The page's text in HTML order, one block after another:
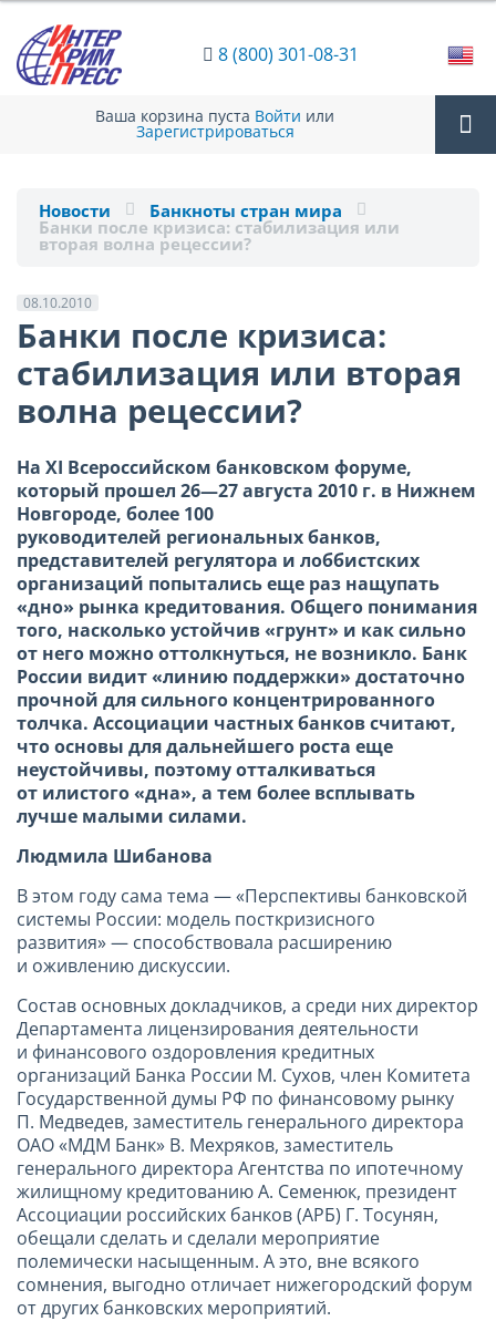
8 (800) 301-08-31
Ваша корзина пуста Войти или
Зарегистрироваться
Новости Банкноты стран мира
Банки после кризиса: стабилизация или
вторая волна рецессии?
08.10.2010
Банки после кризиса:
стабилизация или вторая
волна рецессии?
На XI Всероссийском банковском форуме,
который прошел 26—27 августа 2010 г. в Нижнем
Новгороде, более 100
руководителей региональных банков,
представителей регулятора и лоббистских
организаций попытались еще раз нащупать
«дно» рынка кредитования. Общего понимания
того, насколько устойчив «грунт» и как сильно
от него можно оттолкнуться, не возникло. Банк
России видит «линию поддержки» достаточно
прочной для сильного концентрированного
толчка. Ассоциации частных банков считают,
что основы для дальнейшего роста еще
неустойчивы, поэтому отталкиваться
от илистого «дна», а тем более всплывать
лучше малыми силами.
Людмила Шибанова
В этом году сама тема — «Перспективы банковской
системы России: модель посткризисного
развития» — способствовала расширению
и оживлению дискуссии.
Состав основных докладчиков, а среди них директор
Департамента лицензирования деятельности
и финансового оздоровления кредитных
организаций Банка России М. Сухов, член Комитета
Государственной думы РФ по финансовому рынку
П. Медведев, заместитель генерального директора
ОАО «МДМ Банк» В. Мехряков, заместитель
генерального директора Агентства по ипотечному
жилищному кредитованию А. Семенюк, президент
Ассоциации российских банков (АРБ) Г. Тосунян,
обещали сделать и сделали мероприятие
полемически насыщенным. А это, вне всякого
сомнения, выгодно отличает нижегородский форум
от других банковских мероприятий.